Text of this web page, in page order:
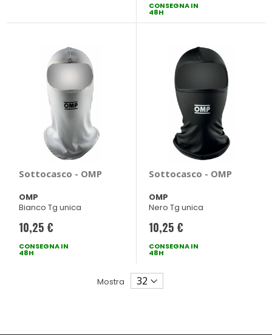
speciale
CONSEGNA IN
48H
Sottocasco - OMP
OMP
Bianco Tg unica
10,25 €
CONSEGNA IN
48H
Sottocasco - OMP
OMP
Nero Tg unica
10,25 €
CONSEGNA IN
48H
Mostra